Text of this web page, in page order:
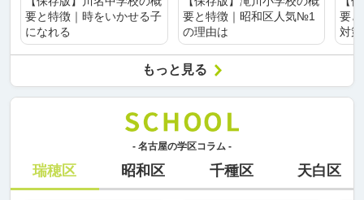
要と特徴｜時をいかせる子
になれる
要と特徴｜昭和区人気№1
の理由は
要
対
もっと見る
- 名古屋の学区コラム -
瑞穂区 昭和区 千種区 天白区